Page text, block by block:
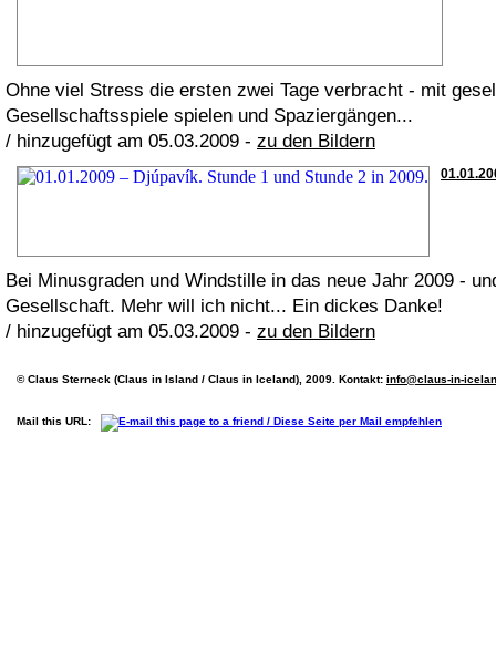
Ohne viel Stress die ersten zwei Tage verbracht - mit
Gesellschaftsspiele spielen und Spaziergängen...
/ hinzugefügt am 05.03.2009 - zu den Bildern
Bei Minusgraden und Windstille in das neue Jahr 2009 -
Gesellschaft. Mehr will ich nicht... Ein dickes Danke!
/ hinzugefügt am 05.03.2009 - zu den Bildern
© Claus Sterneck (Claus in Island / Claus in Iceland), 2009. Kontakt: info@claus-in-
Mail this URL: